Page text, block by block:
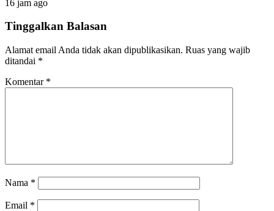
16 jam ago
Tinggalkan Balasan
Alamat email Anda tidak akan dipublikasikan. Ruas yang wajib
ditandai *
Komentar *
Nama *
Email *